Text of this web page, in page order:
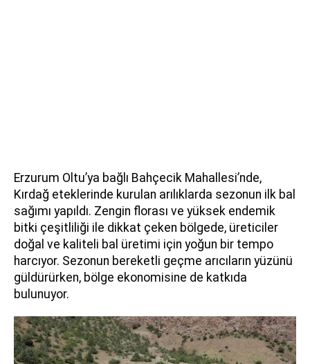
Erzurum Oltu’ya bağlı Bahçecik Mahallesi’nde,
Kırdağ eteklerinde kurulan arılıklarda sezonun ilk bal
sağımı yapıldı. Zengin florası ve yüksek endemik
bitki çeşitliliği ile dikkat çeken bölgede, üreticiler
doğal ve kaliteli bal üretimi için yoğun bir tempo
harcıyor. Sezonun bereketli geçme arıcıların yüzünü
güldürürken, bölge ekonomisine de katkıda
bulunuyor.